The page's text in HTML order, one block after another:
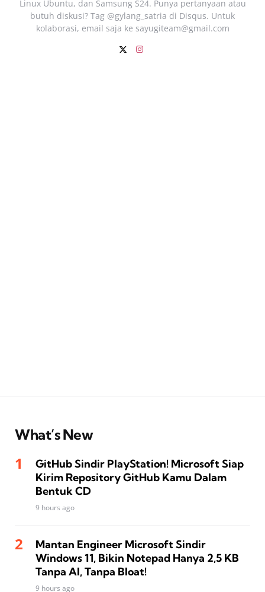
Linux Ubuntu, dan Samsung S24. Punya pertanyaan atau
butuh diskusi? Tag @gylang_satria di Disqus. Untuk
kolaborasi, email saja ke sayugiteam@gmail.com
What’s New
GitHub Sindir PlayStation! Microsoft Siap
Kirim Repository GitHub Kamu Dalam
Bentuk CD
9 hours ago
Mantan Engineer Microsoft Sindir
Windows 11, Bikin Notepad Hanya 2,5 KB
Tanpa AI, Tanpa Bloat!
9 hours ago